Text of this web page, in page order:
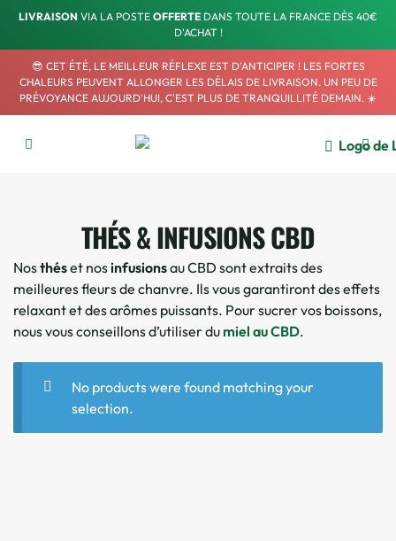
LIVRAISON VIA LA POSTE OFFERTE DANS TOUTE LA FRANCE DÈS 40€
D'ACHAT !
😎 CET ÉTÉ, LE MEILLEUR RÉFLEXE EST D'ANTICIPER ! LES FORTES
CHALEURS PEUVENT ALLONGER LES DÉLAIS DE LIVRAISON. UN PEU DE
PRÉVOYANCE AUJOURD'HUI, C'EST PLUS DE TRANQUILLITÉ DEMAIN. ☀️
THÉS & INFUSIONS CBD
Nosthéset nosinfusionsau CBD sont extraits des
meilleures fleurs de chanvre. Ils vous garantiront des effets
relaxant et des arômes puissants. Pour sucrer vos boissons,
nous vous conseillons d’utiliser du miel au CBD.
No products were found matching your
selection.